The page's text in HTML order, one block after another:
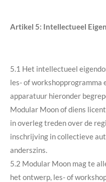
Artikel 5: Intellectueel
5.1 Het intellectueel
les- of workshopprogramma
apparatuur hieronder
Modular Moon of diens
in overleg treden over de
inschrijving in collectieve
anderszins.
5.2 Modular Moon mag te
het ontwerp, les- of